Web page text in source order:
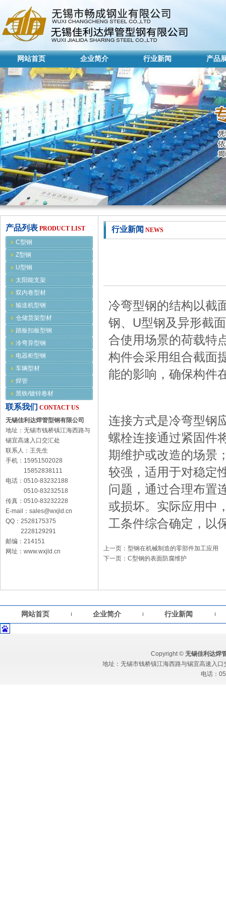
网站首页
网站首页
企业简介
企业简介
行业新闻
行业新闻
产品
产品
产品列表 PRODUCT LIST
C型钢
Z型钢
U型钢
太阳能支架
双内卷型材
输送机型钢
仓储货架型材
踏板扣板型钢
冷弯异型钢
电器柜型钢
车辆型材
焊管
黑铁/镀锌卷材
联系我们 CONTACT US
无锡佳利达焊管型钢有限公司
地址：无锡市钱桥镇江海西路与
锡宜高速入口交汇处
联系人：王先生
手机：15951502028
15852838111
电话：0510-83232188
0510-83232518
传真：0510-83232228
E-mail：sales@wxjld.cn
QQ：2528175375
2228129291
邮编：214151
网址：www.wxjld.cn
行业新闻 NEWS
冷弯型钢的结构以截
钢、U型钢及异形截
合使用场景的荷载特
构件会采用组合截面
能的影响，确保构件
连接方式是冷弯型钢
螺栓连接通过紧固件
期维护或改造的场景
较强，适用于对稳定
问题，通过合理布置
或损坏。实际应用中
工条件综合确定，以
上一页：型钢在机械制造的零部件加工应用
下一页：C型钢的表面防腐维护
网站首页 企业简介 行业新闻
Copyright © 无锡佳利达焊
地址：无锡市钱桥镇江海西路与锡宜高速入
电话：